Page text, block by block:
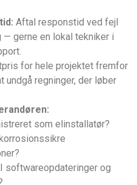
Aftal responstid ved fejl
gerne en lokal tekniker i
for hele projektet fremfor
undgå regninger, der løber
som elinstallatør?
softwareopdateringer og